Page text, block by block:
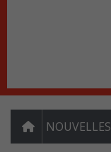
NOUVELLES